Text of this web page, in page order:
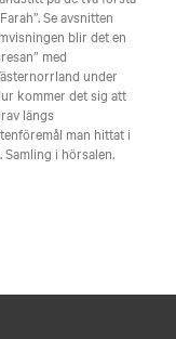
Se avsnitten
blir det en
med
under
kommer det sig att
längs
man hittat i
i hörsalen.